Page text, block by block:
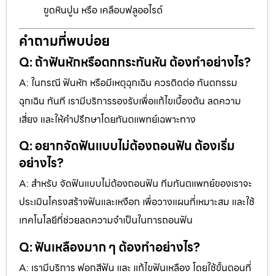
ขูดหินปูน หรือ เคลือบฟลูออไรด์
คำถามที่พบบ่อย
Q: ถ้าฟันหักหรือตกกระทันหัน ต้องทำอย่างไร?
A: ในกรณี ฟันหัก หรือมีเหตุฉุกเฉิน ควรติดต่อ ทันตกรรม
ฉุกเฉิน ทันที เรามีบริการรองรับเพื่อแก้ไขเบื้องต้น ลดความ
เสี่ยง และให้คำปรึกษาโดยทันตแพทย์เฉพาะทาง
Q: อยากจัดฟันแบบไม่ต้องถอนฟัน ต้องเริ่ม
อย่างไร?
A: สำหรับ จัดฟันแบบไม่ต้องถอนฟัน ทีมทันตแพทย์ของเราจะ
ประเมินโครงสร้างฟันและเหงือก เพื่อวางแผนที่เหมาะสม และใช้
เทคโนโลยีที่ช่วยลดความจำเป็นในการถอนฟัน
Q: ฟันเหลืองมาก ๆ ต้องทำอย่างไร?
A: เรามีบริการ ฟอกสีฟัน และ แก้ไขฟันเหลือง โดยใช้ขั้นตอนที่